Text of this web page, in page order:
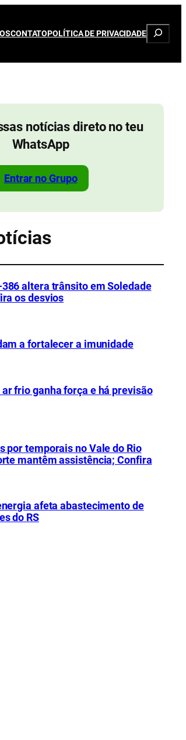
CONTATOPOLÍTICA DE PRIVACIDADE
notícias direto no teu
WhatsApp
Entrar no Grupo
386 altera trânsito em Soledade
os desvios
a fortalecer a imunidade
frio ganha força e há previsão
por temporais no Vale do Rio
mantêm assistência; Confira
afeta abastecimento de
do RS